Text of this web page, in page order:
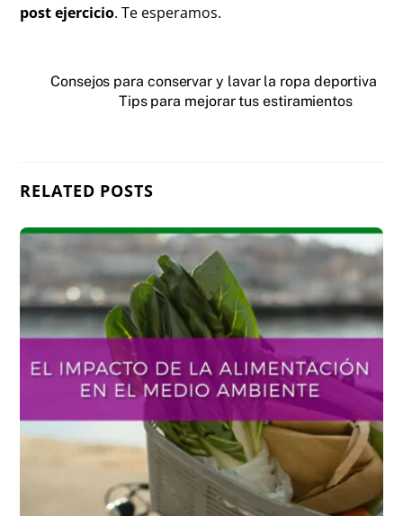
post ejercicio. Te esperamos.
Consejos para conservar y lavar la ropa deportiva
Tips para mejorar tus estiramientos
RELATED POSTS